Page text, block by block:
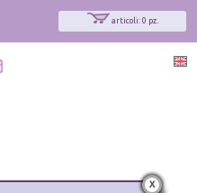
articoli: 0 pz.
x